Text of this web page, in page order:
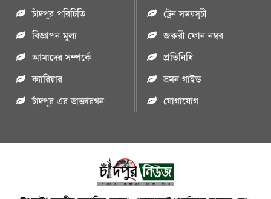
চাঁদপুর পরিচিতি
বিজ্ঞাপন মুল্য
আমাদের সম্পর্কে
ক্যারিয়ার
চাঁদপুর এর ডাক্তারগন
ট্রেন সময়সূচী
জরুরী ফোন নম্বর
প্রতিনিধি
ভ্রমন গাইড
যোগাযোগ